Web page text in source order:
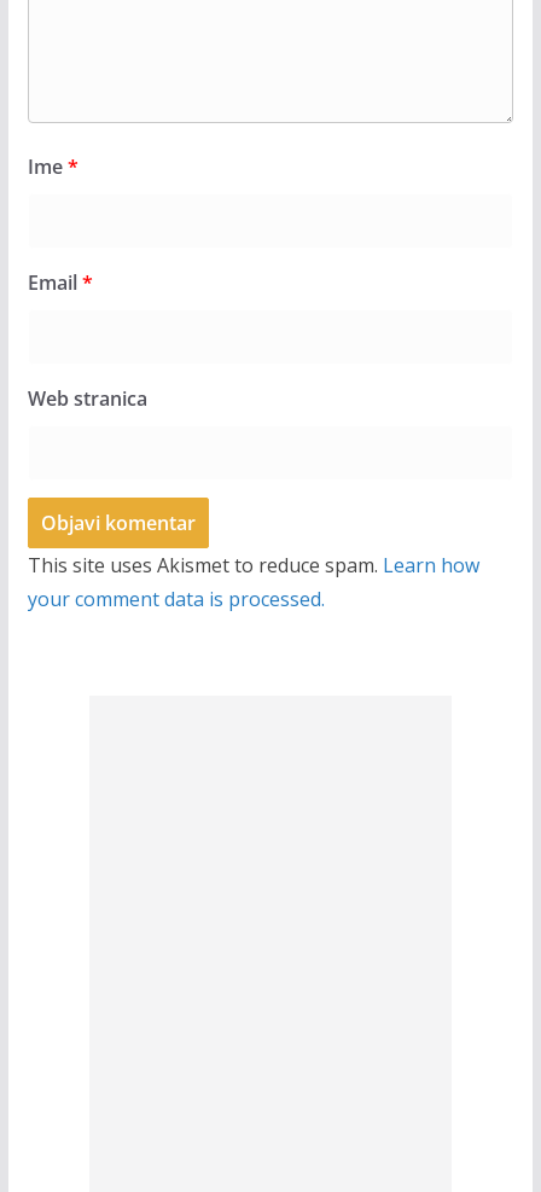
Ime*
Email*
Web stranica
This site uses Akismet to reduce spam. Learn how
your comment data is processed.